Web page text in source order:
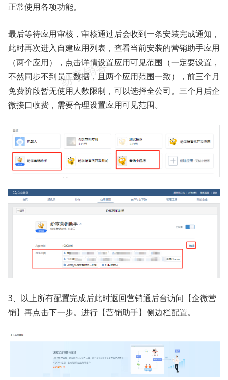
正常使用各项功能。
最后等待应用审核，审核通过后会收到一条安装完成通知，
此时再次进入自建应用列表，查看当前安装的营销助手应用
（两个应用），点击详情设置应用可见范围（一定要设置，
不然同步不到员工数据，且两个应用范围一致），前三个月
免费阶段暂无使用人数限制，可以选择全公司。三个月后企
微接口收费，需要合理设置应用可见范围。
3、以上所有配置完成后此时返回营销通后台访问【企微营
销】再点击下一步。进行【营销助手】侧边栏配置。